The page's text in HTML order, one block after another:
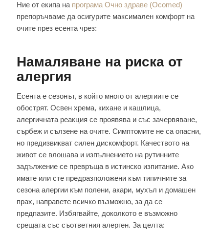
Ние от екипа на програма Очно здраве (Ocomed)
препоръчваме да осигурите максимален комфорт на
очите през есента чрез:
Намаляване на риска от
алергия
Есента е сезонът, в който много от алергиите се
обострят. Освен хрема, кихане и кашлица,
алергичната реакция се проявява и със зачервяване,
сърбеж и сълзене на очите. Симптомите не са опасни,
но предизвикват силен дискомфорт. Качеството на
живот се влошава и изпълнението на рутинните
задължение се превръща в истинско изпитание. Ако
имате или сте предразположени към типичните за
сезона алергии към полени, акари, мухъл и домашен
прах, направете всичко възможно, за да се
предпазите. Избягвайте, доколкото е възможно
срещата със съответния алерген. За целта: